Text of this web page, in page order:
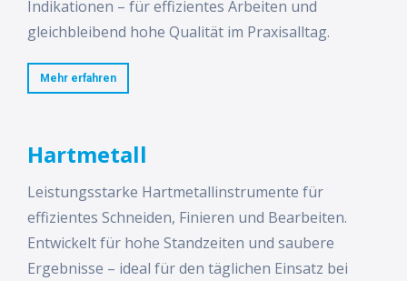
Indikationen – für effizientes Arbeiten und
gleichbleibend hohe Qualität im Praxisalltag.
Mehr erfahren
Hartmetall
Leistungsstarke Hartmetallinstrumente für
effizientes Schneiden, Finieren und Bearbeiten.
Entwickelt für hohe Standzeiten und saubere
Ergebnisse – ideal für den täglichen Einsatz bei